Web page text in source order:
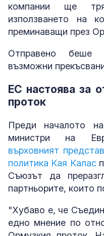
компании ще
използването на
преминаващи през
Отправено беше
възможни
ЕС настоява за
проток
Преди началото
министри на
върховният
политика Кая Калас
Съюзът да
партньорите, които
"Хубаво е, че
едно мнение по